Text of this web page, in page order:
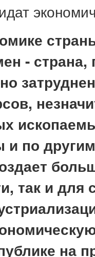
- страна,
и по
так и для
на